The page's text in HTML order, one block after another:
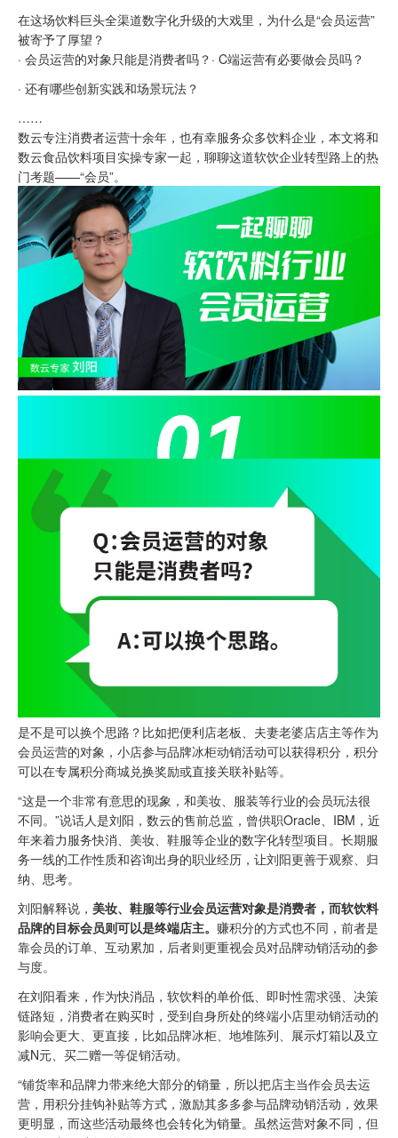
在这场饮料巨头全渠道数字化升级的大戏里，为什么是“会员运营”
被寄予了厚望？
· 会员运营的对象只能是消费者吗？· C端运营有必要做会员吗？
· 还有哪些创新实践和场景玩法？
……
数云专注消费者运营十余年，也有幸服务众多饮料企业，本文将和
数云食品饮料项目实操专家一起，聊聊这道软饮企业转型路上的热
门考题——“会员”。
是不是可以换个思路？比如把便利店老板、夫妻老婆店店主等作为
会员运营的对象，小店参与品牌冰柜动销活动可以获得积分，积分
可以在专属积分商城兑换奖励或直接关联补贴等。
“这是一个非常有意思的现象，和美妆、服装等行业的会员玩法很
不同。”说话人是刘阳，数云的售前总监，曾供职Oracle、IBM，近
年来着力服务快消、美妆、鞋服等企业的数字化转型项目。长期服
务一线的工作性质和咨询出身的职业经历，让刘阳更善于观察、归
纳、思考。
刘阳解释说， 美妆、鞋服等行业会员运营对象是消费者，而软饮料
品牌的目标会员则可以是终端店主。 赚积分的方式也不同，前者是
靠会员的订单、互动累加，后者则更重视会员对品牌动销活动的参
与度。
在刘阳看来，作为快消品，软饮料的单价低、即时性需求强、决策
链路短，消费者在购买时，受到自身所处的终端小店里动销活动的
影响会更大、更直接，比如品牌冰柜、地堆陈列、展示灯箱以及立
减N元、买二赠一等促销活动。
“铺货率和品牌力带来绝大部分的销量，所以把店主当作会员去运
营，用积分挂钩补贴等方式，激励其多多参与品牌动销活动，效果
更明显，而这些活动最终也会转化为销量。虽然运营对象不同，但